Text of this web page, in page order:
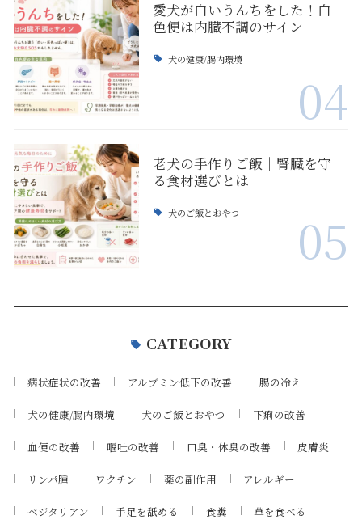
愛犬が白いうんちをした！白
色便は内臓不調のサイン
犬の健康/腸内環境
04
老犬の手作りご飯｜腎臓を守
る食材選びとは
犬のご飯とおやつ 05
CATEGORY
病状症状の改善 アルブミン低下の改善 腸の冷え
犬の健康/腸内環境 犬のご飯とおやつ 下痢の改善
血便の改善 嘔吐の改善 口臭・体臭の改善 皮膚炎
リンパ腫 ワクチン 薬の副作用 アレルギー
ベジタリアン 手足を舐める 食糞 草を食べる